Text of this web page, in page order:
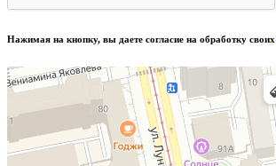
Нажимая на кнопку, вы даете согласие на обработку своих